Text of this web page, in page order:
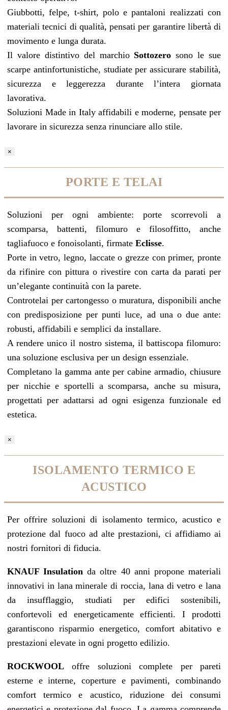
Giubbotti, felpe, t-shirt, polo e pantaloni realizzati con
materiali tecnici di qualità, pensati per garantire libertà di
movimento e lunga durata.
Il valore distintivo del marchio Sottozero sono le sue
scarpe antinfortunistiche, studiate per assicurare stabilità,
sicurezza e leggerezza durante l’intera giornata
lavorativa.
Soluzioni Made in Italy affidabili e moderne, pensate per
lavorare in sicurezza senza rinunciare allo stile.
×
PORTE E TELAI
Soluzioni per ogni ambiente: porte scorrevoli a
scomparsa, battenti, filomuro e filosoffitto, anche
tagliafuoco e fonoisolanti, firmate Eclisse.
Porte in vetro, legno, laccate o grezze con primer, pronte
da rifinire con pittura o rivestire con carta da parati per
un’elegante continuità con la parete.
Controtelai per cartongesso o muratura, disponibili anche
con predisposizione per punti luce, ad una o due ante:
robusti, affidabili e semplici da installare.
A rendere unico il nostro sistema, il battiscopa filomuro:
una soluzione esclusiva per un design essenziale.
Completano la gamma ante per cabine armadio, chiusure
per nicchie e sportelli a scomparsa, anche su misura,
progettati per adattarsi ad ogni esigenza funzionale ed
estetica.
×
ISOLAMENTO TERMICO E
ACUSTICO
Per offrire soluzioni di isolamento termico, acustico e
protezione dal fuoco ad alte prestazioni, ci affidiamo ai
nostri fornitori di fiducia.
KNAUF Insulation da oltre 40 anni propone materiali
innovativi in lana minerale di roccia, lana di vetro e lana
da insufflaggio, studiati per edifici sostenibili,
confortevoli ed energeticamente efficienti. I prodotti
garantiscono risparmio energetico, comfort abitativo e
prestazioni elevate in ogni progetto edilizio.
ROCKWOOL offre soluzioni complete per pareti
esterne e interne, coperture e pavimenti, combinando
comfort termico e acustico, riduzione dei consumi